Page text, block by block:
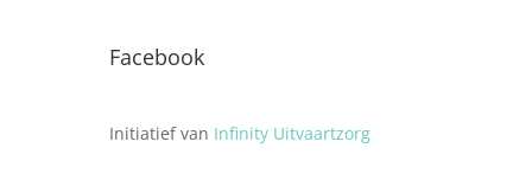
Facebook
Initiatief van Infinity Uitvaartzorg